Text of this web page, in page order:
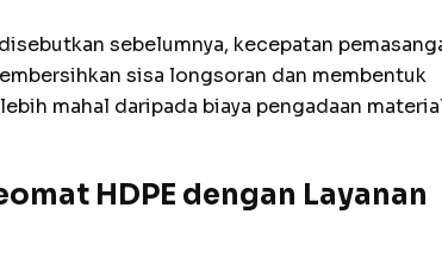
sebelumnya, kecepatan
sisa longsoran dan membentuk
mahal daripada biaya pengadaan
HDPE dengan Layanan